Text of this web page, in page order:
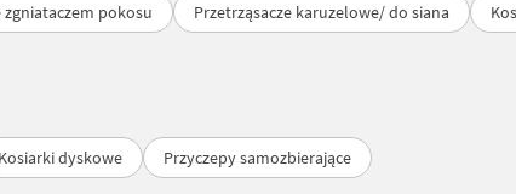
zgniataczem pokosu Przetrząsacze karuzelowe/ do siana
Kosiarki dyskowe Przyczepy samozbierające